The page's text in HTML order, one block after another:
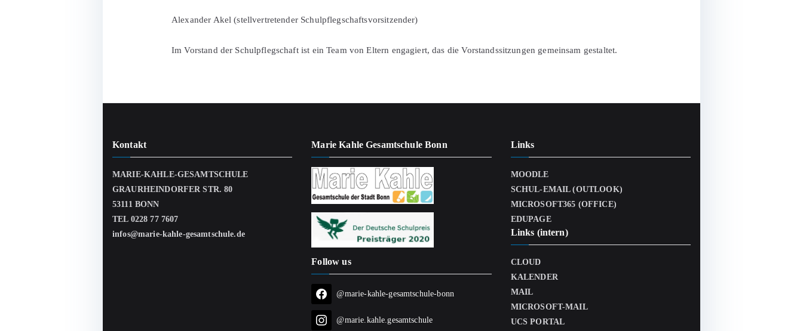
Alexander Akel (stellvertretender Schulpflegschaftsvorsitzender)
Im Vorstand der Schulpflegschaft ist ein Team von Eltern engagiert, das die Vorstandssitzungen gemeinsam gestaltet.
Kontakt
MARIE-KAHLE-GESAMTSCHULE
GRAURHEINDORFER STR. 80
53111 BONN
TEL 0228 77 7607
infos@marie-kahle-gesamtschule.de
Marie Kahle Gesamtschule Bonn
Follow us
@marie-kahle-gesamtschule-bonn
@marie.kahle.gesamtschule
Links
MOODLE
SCHUL-EMAIL (OUTLOOK)
MICROSOFT365 (OFFICE)
EDUPAGE
Links (intern)
CLOUD
KALENDER
MAIL
MICROSOFT-MAIL
UCS PORTAL